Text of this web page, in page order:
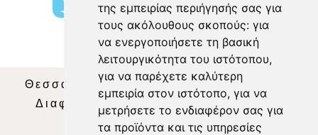
της εμπειρίας περιήγησής σας για
τους ακόλουθους σκοπούς: για
να ενεργοποιήσετε τη βασική
λειτουργικότητα του ιστότοπου,
για να παρέχετε καλύτερη
εμπειρία στον ιστότοπο, για να
μετρήσετε το ενδιαφέρον σας για
τα προϊόντα και τις υπηρεσίες
Θεσσαλία Τηλεόραση| SNG Services
Διαφήμιση
Όροι Χρήσης | Δήλωση
Απορρήτου |Περιεχόμενο